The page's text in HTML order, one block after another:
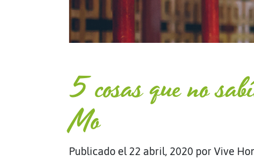
5 cosas que no
Mo
Publicado el 22 abril, 2020 por Vive